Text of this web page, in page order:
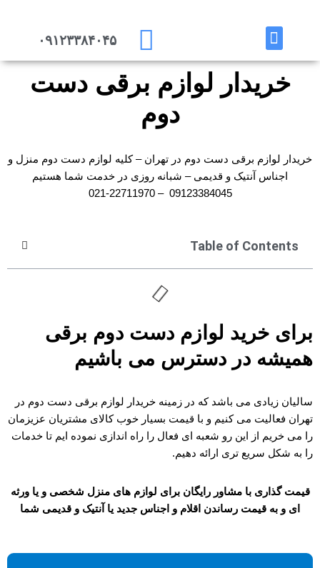
۰۹۱۲۳۳۸۴۰۴۵
خریدار لوازم برقی دست
دوم
خریدار لوازم برقی دست دوم در تهران – کلیه لوازم دست دوم منزل و
اجناس آنتیک و قدیمی – شبانه روزی در خدمت شما هستیم
09123384045 – 22711970-021
Table of Contents
برای خرید لوازم دست دوم برقی
همیشه در دسترس می باشیم
سالیان زیادی می باشد که در زمینه خریدار لوازم برقی دست دوم در
تهران فعالیت می کنیم و با قیمت بسیار خوب کالای مشتریان عزیزمان
را می خریم از این رو شعبه ای فعال را راه اندازی نموده ایم تا خدمات
را به شکل سریع تری ارائه دهیم.
قیمت گذاری با مشاور رایگان برای لوازم های منزل شخصی و یا ورثه
ای و به قیمت رساندن اقلام و اجناس جدید یا آنتیک و قدیمی شما